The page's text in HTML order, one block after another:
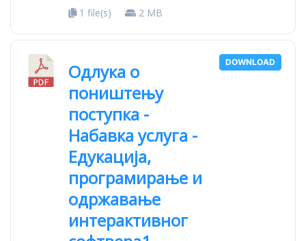
1 file(s) 2 MB
Одлука о
поништењу
поступка -
Набавка услуга -
Едукација,
програмирање и
одржавање
интерактивног
DOWNLOAD